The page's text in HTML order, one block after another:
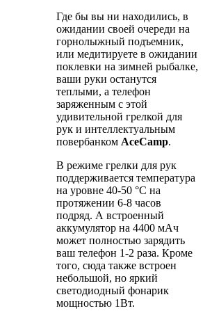
Где бы вы ни находились, в
ожидании своей очереди на
горнолыжный подъемник,
или медитируете в ожидании
поклевки на зимней рыбалке,
ваши руки останутся
теплыми, а телефон
заряженным с этой
удивительной грелкой для
рук и интеллектуальным
повербанком AceCamp.
В режиме грелки для рук
поддерживается температура
на уровне 40-50 °С на
протяжении 6-8 часов
подряд. А встроенный
аккумулятор на 4400 мАч
может полностью зарядить
ваш телефон 1-2 раза. Кроме
того, сюда также встроен
небольшой, но яркий
светодиодный фонарик
мощностью 1Вт.